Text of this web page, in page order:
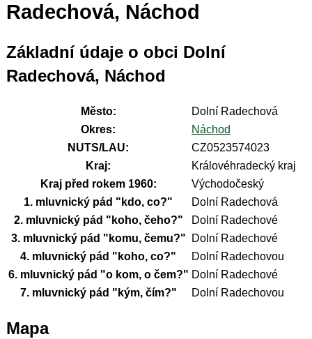
Radechová, Náchod
Základní údaje o obci Dolní
Radechová, Náchod
Město:
Dolní Radechová
Okres:
Náchod
NUTS/LAU:
CZ0523574023
Kraj:
Královéhradecký kraj
Kraj před rokem 1960:
Východočeský
1. mluvnický pád "kdo, co?"
Dolní Radechová
2. mluvnický pád "koho, čeho?"
Dolní Radechové
3. mluvnický pád "komu, čemu?"
Dolní Radechové
4. mluvnický pád "koho, co?"
Dolní Radechovou
6. mluvnický pád "o kom, o čem?" Dolní Radechové
7. mluvnický pád "kým, čím?"
Dolní Radechovou
Mapa